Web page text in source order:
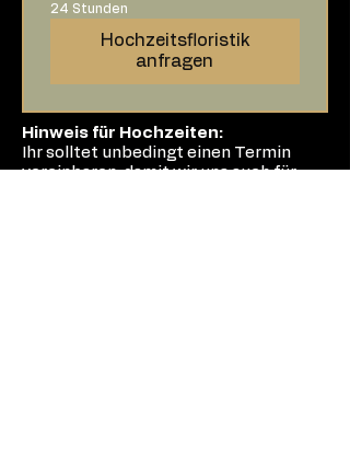
24 Stunden
Hochzeitsfloristik
anfragen
Hinweis für Hochzeiten:
Ihr solltet unbedingt einen Termin
vereinbaren, damit wir uns auch für